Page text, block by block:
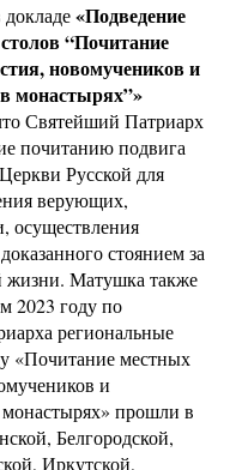
докладе«Подведение
“Почитание
новомучеников и
монастырях”»
Святейший Патриарх
почитанию подвига
Русской для
верующих,
осуществления
стоянием за
жизни. Матушка также
2023 году по
региональные
«Почитание местных
и
прошли в
Белгородской,
Иркутской,